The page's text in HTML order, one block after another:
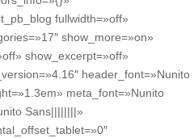
fullwidth=»off»
show_more=»on»
show_excerpt=»off»
header_font=»Nunito
meta_font=»Nunito
Sans||||||||»